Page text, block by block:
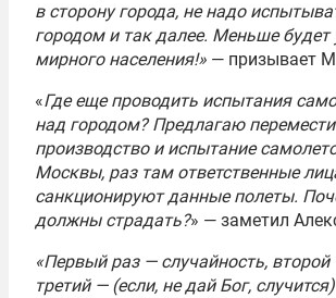
в сторону города, не надо
городом и так далее. Меньше будет
мирного населения!» — призывает
«Где еще проводить испытания
над городом? Предлагаю
производство и испытание
Москвы, раз там ответственные
санкционируют данные полеты.
должны страдать?» — заметил
«Первый раз — случайность,
третий — (если, не дай Бог,